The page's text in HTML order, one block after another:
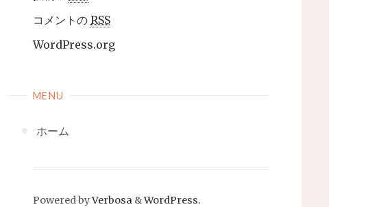
コメントの RSS
WordPress.org
MENU
ホーム
Powered byVerbosa &WordPress.